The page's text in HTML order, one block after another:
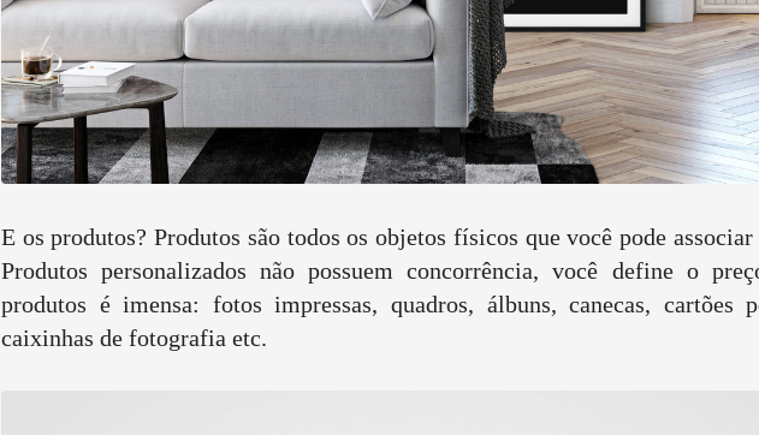
E os produtos? Produtos são todos os objetos físicos que você pode
Produtos personalizados não possuem concorrência, você define o
produtos é imensa: fotos impressas, quadros, álbuns, canecas, cartões
caixinhas de fotografia etc.